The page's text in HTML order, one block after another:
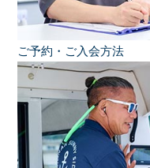
ご予約・ご入会方法